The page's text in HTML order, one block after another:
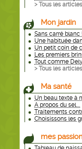
> Tous les
Mon jardin
Sans carré blanc !
Une habituée
Un petit coin de
Les premiers
Tout comme
> Tous les
Ma santé
Un beau texte à
A propos du sel....
Traitements
Choisissons les
mes